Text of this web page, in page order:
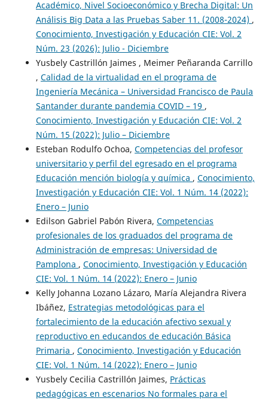
Académico, Nivel Socioeconómico y Brecha Digital: Un
Análisis Big Data a las Pruebas Saber 11. (2008-2024) ,
Conocimiento, Investigación y Educación CIE: Vol. 2
Núm. 23 (2026): Julio - Diciembre
Yusbely Castrillón Jaimes , Meimer Peñaranda Carrillo
, Calidad de la virtualidad en el programa de
Ingeniería Mecánica – Universidad Francisco de Paula
Santander durante pandemia COVID – 19 ,
Conocimiento, Investigación y Educación CIE: Vol. 2
Núm. 15 (2022): Julio – Diciembre
Esteban Rodulfo Ochoa, Competencias del profesor
universitario y perfil del egresado en el programa
Educación mención biología y química , Conocimiento,
Investigación y Educación CIE: Vol. 1 Núm. 14 (2022):
Enero – Junio
Edilson Gabriel Pabón Rivera, Competencias
profesionales de los graduados del programa de
Administración de empresas: Universidad de
Pamplona , Conocimiento, Investigación y Educación
CIE: Vol. 1 Núm. 14 (2022): Enero – Junio
Kelly Johanna Lozano Lázaro, María Alejandra Rivera
Ibáñez, Estrategias metodológicas para el
fortalecimiento de la educación afectivo sexual y
reproductivo en educandos de educación Básica
Primaria , Conocimiento, Investigación y Educación
CIE: Vol. 1 Núm. 14 (2022): Enero – Junio
Yusbely Cecilia Castrillón Jaimes, Prácticas
pedagógicas en escenarios No formales para el